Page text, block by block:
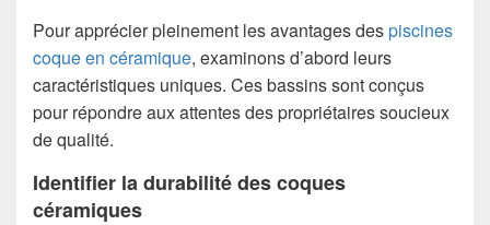
Pour apprécier pleinement les avantages despiscines
coque en céramique, examinons d’abord leurs
caractéristiques uniques. Ces bassins sont conçus
pour répondre aux attentes des propriétaires soucieux
de qualité.
Identifier la durabilité des coques
céramiques